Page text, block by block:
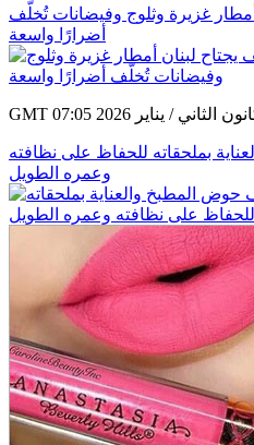
غزيرة وثلوج وفيضانات تُخلّف
أضرارًا واسعة
بملحقاته للحفاظ على نظافته
وعمره الطويل